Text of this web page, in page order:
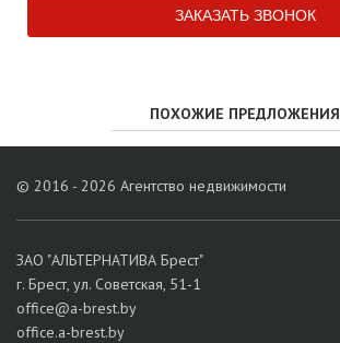
ПОХОЖИЕ ПРЕДЛОЖЕНИЯ
© 2016 - 2026 Агентство недвижимости
ЗАО "АЛЬТЕРНАТИВА Брест"
г. Брест, ул. Советская, 51-1
office@a-brest.by
office.a-brest.by